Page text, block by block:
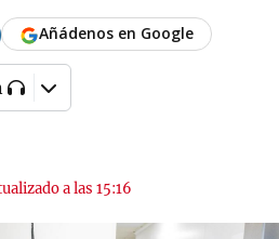
a las 15:16
Añádenos en Google